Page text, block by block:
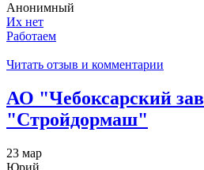
Анонимный
Их нет
Работаем
Читать отзыв и комментарии
АО "Чебоксарский
"Стройдормаш"
23 мар
Юрий